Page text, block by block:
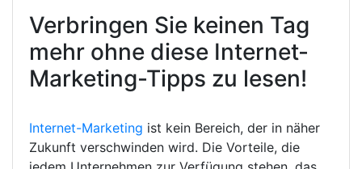
Verbringen Sie keinen Tag
mehr ohne diese Internet-
Marketing-Tipps zu lesen!
Internet-Marketing ist kein Bereich, der in näher
Zukunft verschwinden wird. Die Vorteile, die